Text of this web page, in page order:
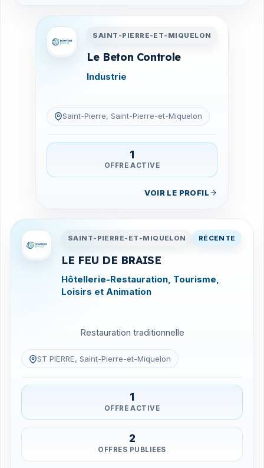
SAINT-PIERRE-ET-MIQUELON
Le Beton Controle
Industrie
Saint-Pierre, Saint-Pierre-et-Miquelon
1
OFFRE ACTIVE
VOIR LE PROFIL
SAINT-PIERRE-ET-MIQUELON RÉCENTE
LE FEU DE BRAISE
Hôtellerie-Restauration, Tourisme,
Loisirs et Animation
Restauration traditionnelle
ST PIERRE, Saint-Pierre-et-Miquelon
1
OFFRE ACTIVE
2
OFFRES PUBLIEES